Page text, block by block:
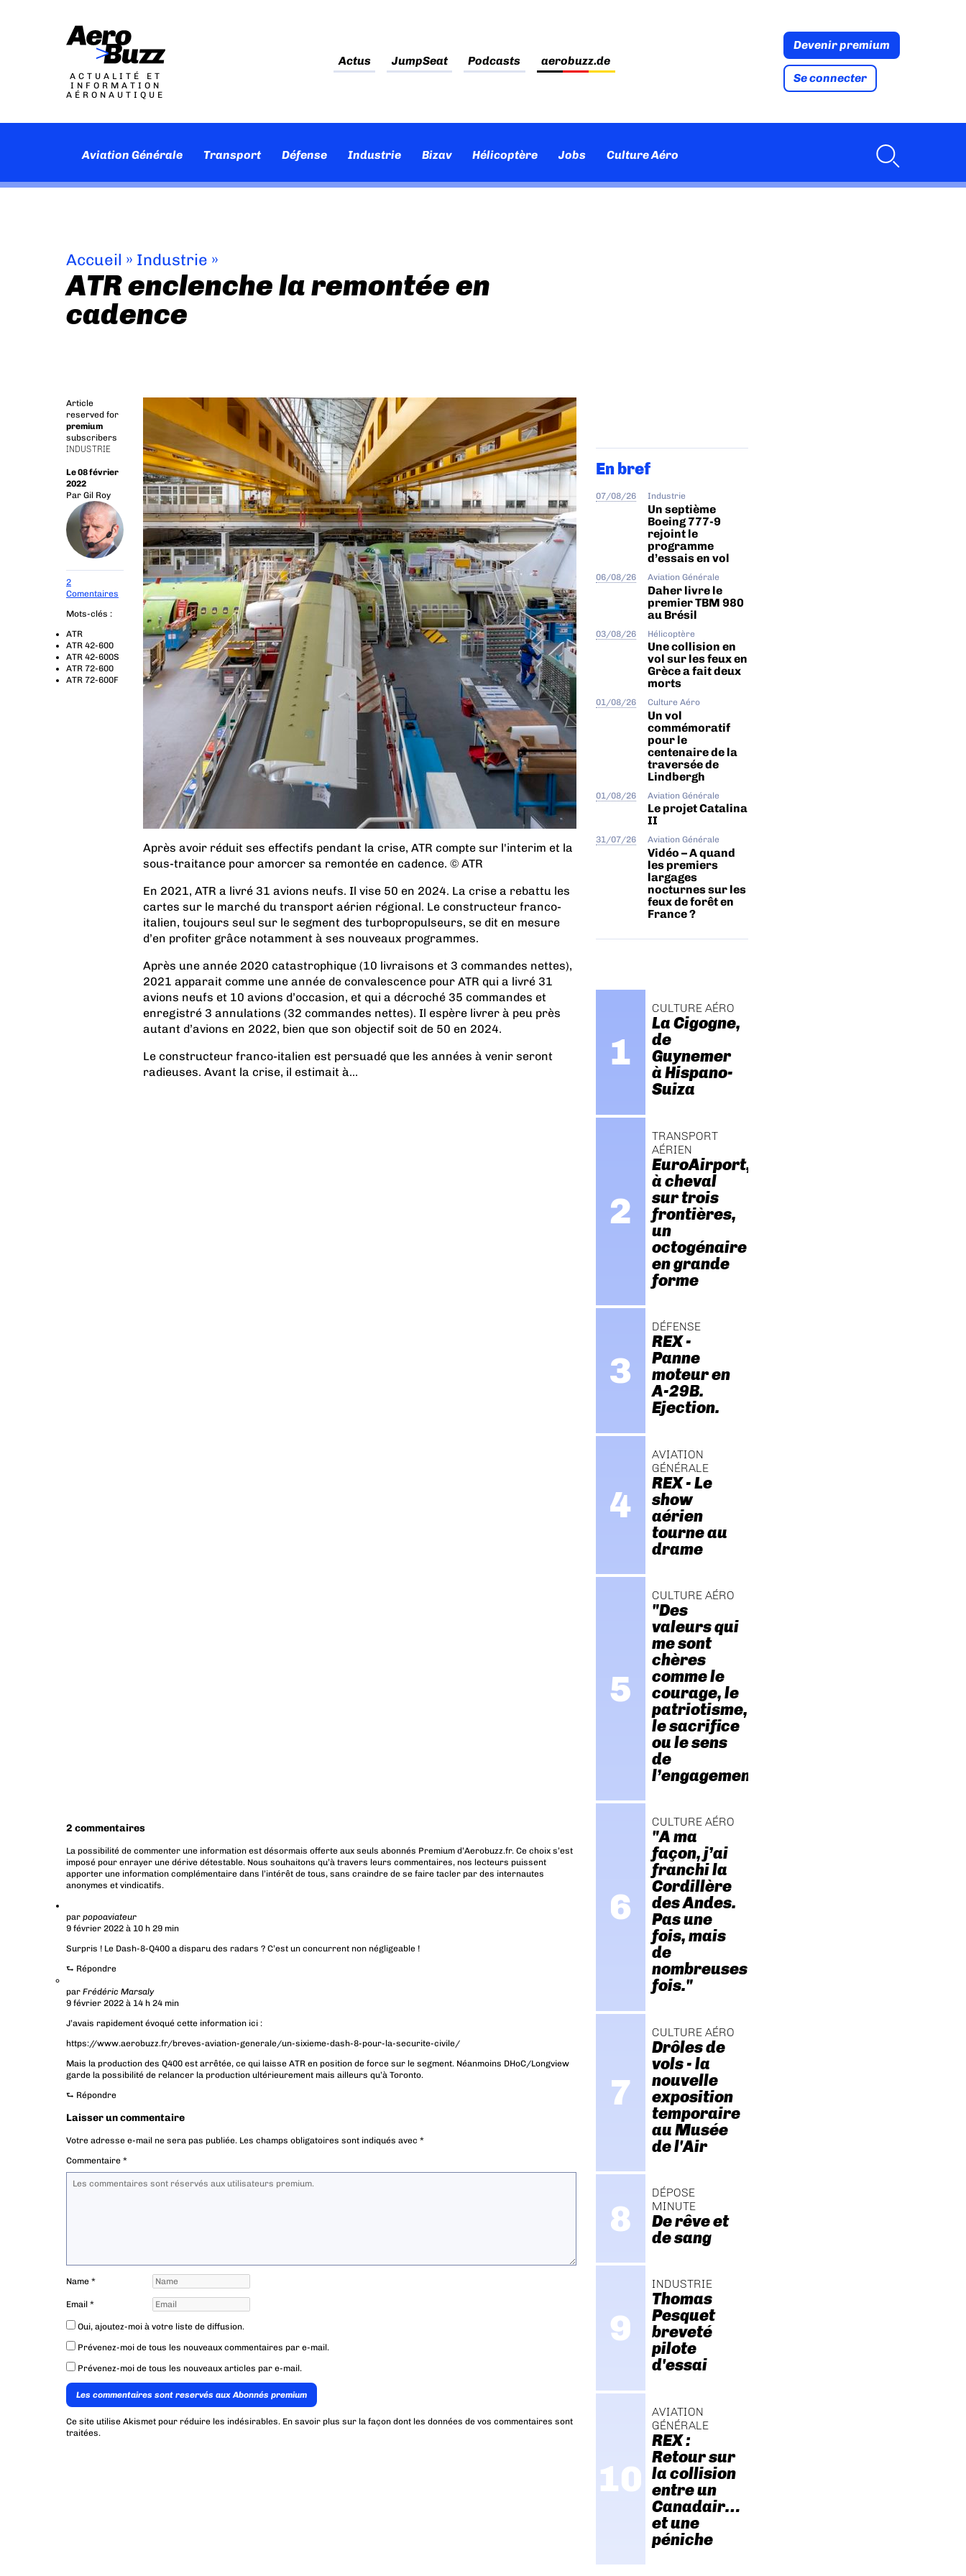
ACTUALITÉ ET
INFORMATION
AÉRONAUTIQUE
Actus JumpSeat Podcasts aerobuzz.de
Devenir premium
Se connecter
Aviation Générale Transport Défense Industrie Bizav Hélicoptère Jobs Culture Aéro
Accueil » Industrie »
ATR enclenche la remontée en
cadence
Article
reserved for
premium
subscribers
INDUSTRIE
Le 08 février
2022
Par Gil Roy
2
Comentaires
Mots-clés :
ATR
ATR 42-600
ATR 42-600S
ATR 72-600
ATR 72-600F
Après avoir réduit ses effectifs pendant la crise, ATR compte sur l'interim et la
sous-traitance pour amorcer sa remontée en cadence. © ATR
En 2021, ATR a livré 31 avions neufs. Il vise 50 en 2024. La crise a rebattu les
cartes sur le marché du transport aérien régional. Le constructeur franco-
italien, toujours seul sur le segment des turbopropulseurs, se dit en mesure
d’en profiter grâce notamment à ses nouveaux programmes.
Après une année 2020 catastrophique (10 livraisons et 3 commandes nettes),
2021 apparait comme une année de convalescence pour ATR qui a livré 31
avions neufs et 10 avions d’occasion, et qui a décroché 35 commandes et
enregistré 3 annulations (32 commandes nettes). Il espère livrer à peu près
autant d’avions en 2022, bien que son objectif soit de 50 en 2024.
Le constructeur franco-italien est persuadé que les années à venir seront
radieuses. Avant la crise, il estimait à...
2 commentaires
La possibilité de commenter une information est désormais offerte aux seuls abonnés Premium d’Aerobuzz.fr. Ce choix s’est
imposé pour enrayer une dérive détestable. Nous souhaitons qu’à travers leurs commentaires, nos lecteurs puissent
apporter une information complémentaire dans l’intérêt de tous, sans craindre de se faire tacler par des internautes
anonymes et vindicatifs.
par popoaviateur
9 février 2022 à 10 h 29 min
Surpris ! Le Dash-8-Q400 a disparu des radars ? C’est un concurrent non négligeable !
⮑ Répondre
par Frédéric Marsaly
9 février 2022 à 14 h 24 min
J’avais rapidement évoqué cette information ici :
https://www.aerobuzz.fr/breves-aviation-generale/un-sixieme-dash-8-pour-la-securite-civile/
Mais la production des Q400 est arrêtée, ce qui laisse ATR en position de force sur le segment. Néanmoins DHoC/Longview
garde la possibilité de relancer la production ultérieurement mais ailleurs qu’à Toronto.
⮑ Répondre
Laisser un commentaire
Votre adresse e-mail ne sera pas publiée. Les champs obligatoires sont indiqués avec *
Commentaire *
Name *
Email *
Oui, ajoutez-moi à votre liste de diffusion.
Prévenez-moi de tous les nouveaux commentaires par e-mail.
Prévenez-moi de tous les nouveaux articles par e-mail.
Les commentaires sont reservés aux Abonnés premium
Ce site utilise Akismet pour réduire les indésirables. En savoir plus sur la façon dont les données de vos commentaires sont
traitées.
En bref
07/08/26 Industrie
Un septième
Boeing 777-9
rejoint le
programme
d’essais en vol
06/08/26 Aviation Générale
Daher livre le
premier TBM 980
au Brésil
03/08/26 Hélicoptère
Une collision en
vol sur les feux en
Grèce a fait deux
morts
01/08/26 Culture Aéro
Un vol
commémoratif
pour le
centenaire de la
traversée de
Lindbergh
01/08/26 Aviation Générale
Le projet Catalina
II
31/07/26 Aviation Générale
Vidéo – A quand
les premiers
largages
nocturnes sur les
feux de forêt en
France ?
CULTURE AÉRO
La Cigogne,
de
Guynemer
à Hispano-
Suiza
TRANSPORT
AÉRIEN
EuroAirport,
à cheval
sur trois
frontières,
un
octogénaire
en grande
forme
DÉFENSE
REX -
Panne
moteur en
A-29B.
Ejection.
AVIATION
GÉNÉRALE
REX - Le
show
aérien
tourne au
drame
CULTURE AÉRO
"Des
valeurs qui
me sont
chères
comme le
courage, le
patriotisme,
le sacrifice
ou le sens
de
l’engagement."
CULTURE AÉRO
"A ma
façon, j’ai
franchi la
Cordillère
des Andes.
Pas une
fois, mais
de
nombreuses
fois."
CULTURE AÉRO
Drôles de
vols - la
nouvelle
exposition
temporaire
au Musée
de l'Air
DÉPOSE
MINUTE
De rêve et
de sang
INDUSTRIE
Thomas
Pesquet
breveté
pilote
d'essai
AVIATION
GÉNÉRALE
REX :
Retour sur
la collision
entre un
Canadair…
et une
péniche